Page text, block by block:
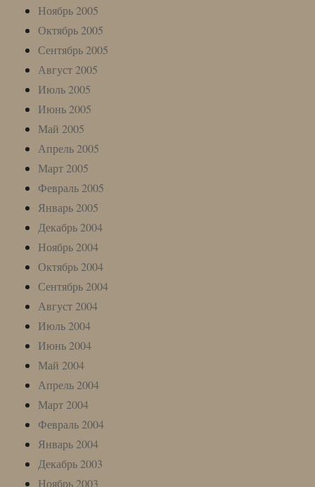
Ноябрь 2005
Октябрь 2005
Сентябрь 2005
Август 2005
Июль 2005
Июнь 2005
Май 2005
Апрель 2005
Март 2005
Февраль 2005
Январь 2005
Декабрь 2004
Ноябрь 2004
Октябрь 2004
Сентябрь 2004
Август 2004
Июль 2004
Июнь 2004
Май 2004
Апрель 2004
Март 2004
Февраль 2004
Январь 2004
Декабрь 2003
Ноябрь 2003